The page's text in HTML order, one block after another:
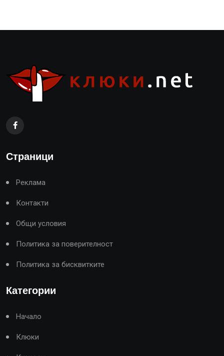
Страници
Реклама
Контакти
Общи условия
Политика за поверителност
Политика за бисквитките
Категории
Начало
Клюки